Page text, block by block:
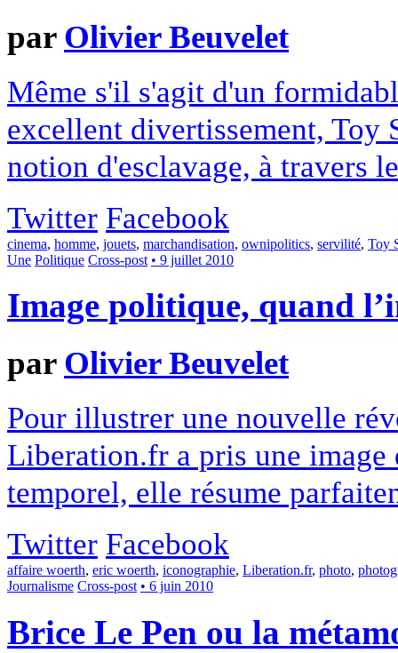
par Olivier Beuvelet
Même s'il s'agit d'un
excellent divertissement, Toy
notion d'esclavage, à travers
Twitter Facebook
cinema, homme, jouets, marchandisation, ownipolitics, servilité, Toy
Une Politique Cross-post • 9 juillet 2010
Image politique, quand
par Olivier Beuvelet
Pour illustrer une nouvelle
Liberation.fr a pris une image
temporel, elle résume
Twitter Facebook
affaire woerth, eric woerth, iconographie, Liberation.fr, photo,
Journalisme Cross-post • 6 juin 2010
Brice Le Pen ou la